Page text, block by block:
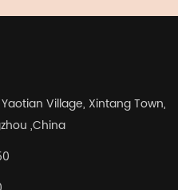
Village, Xintang Town,
,China